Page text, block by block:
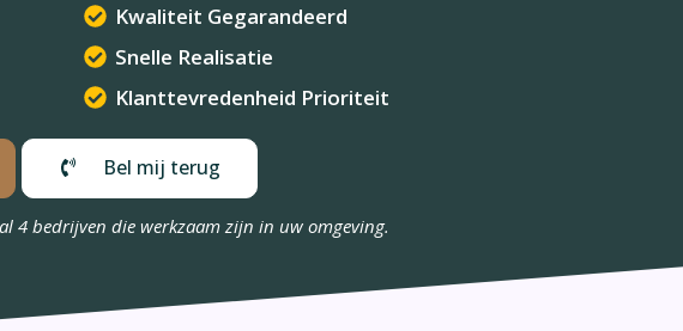
Kwaliteit Gegarandeerd
Snelle Realisatie
Klanttevredenheid Prioriteit
Bel mij terug
4 bedrijven die werkzaam zijn in uw omgeving.